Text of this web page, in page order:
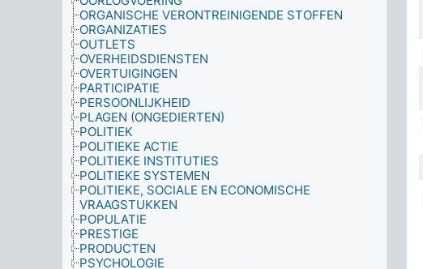
ORGANISCHE VERONTREINIGENDE STOFFEN
ORGANIZATIES
OUTLETS
OVERHEIDSDIENSTEN
OVERTUIGINGEN
PARTICIPATIE
PERSOONLIJKHEID
PLAGEN (ONGEDIERTEN)
POLITIEK
POLITIEKE ACTIE
POLITIEKE INSTITUTIES
POLITIEKE SYSTEMEN
POLITIEKE, SOCIALE EN ECONOMISCHE
VRAAGSTUKKEN
POPULATIE
PRESTIGE
PRODUCTEN
PSYCHOLOGIE